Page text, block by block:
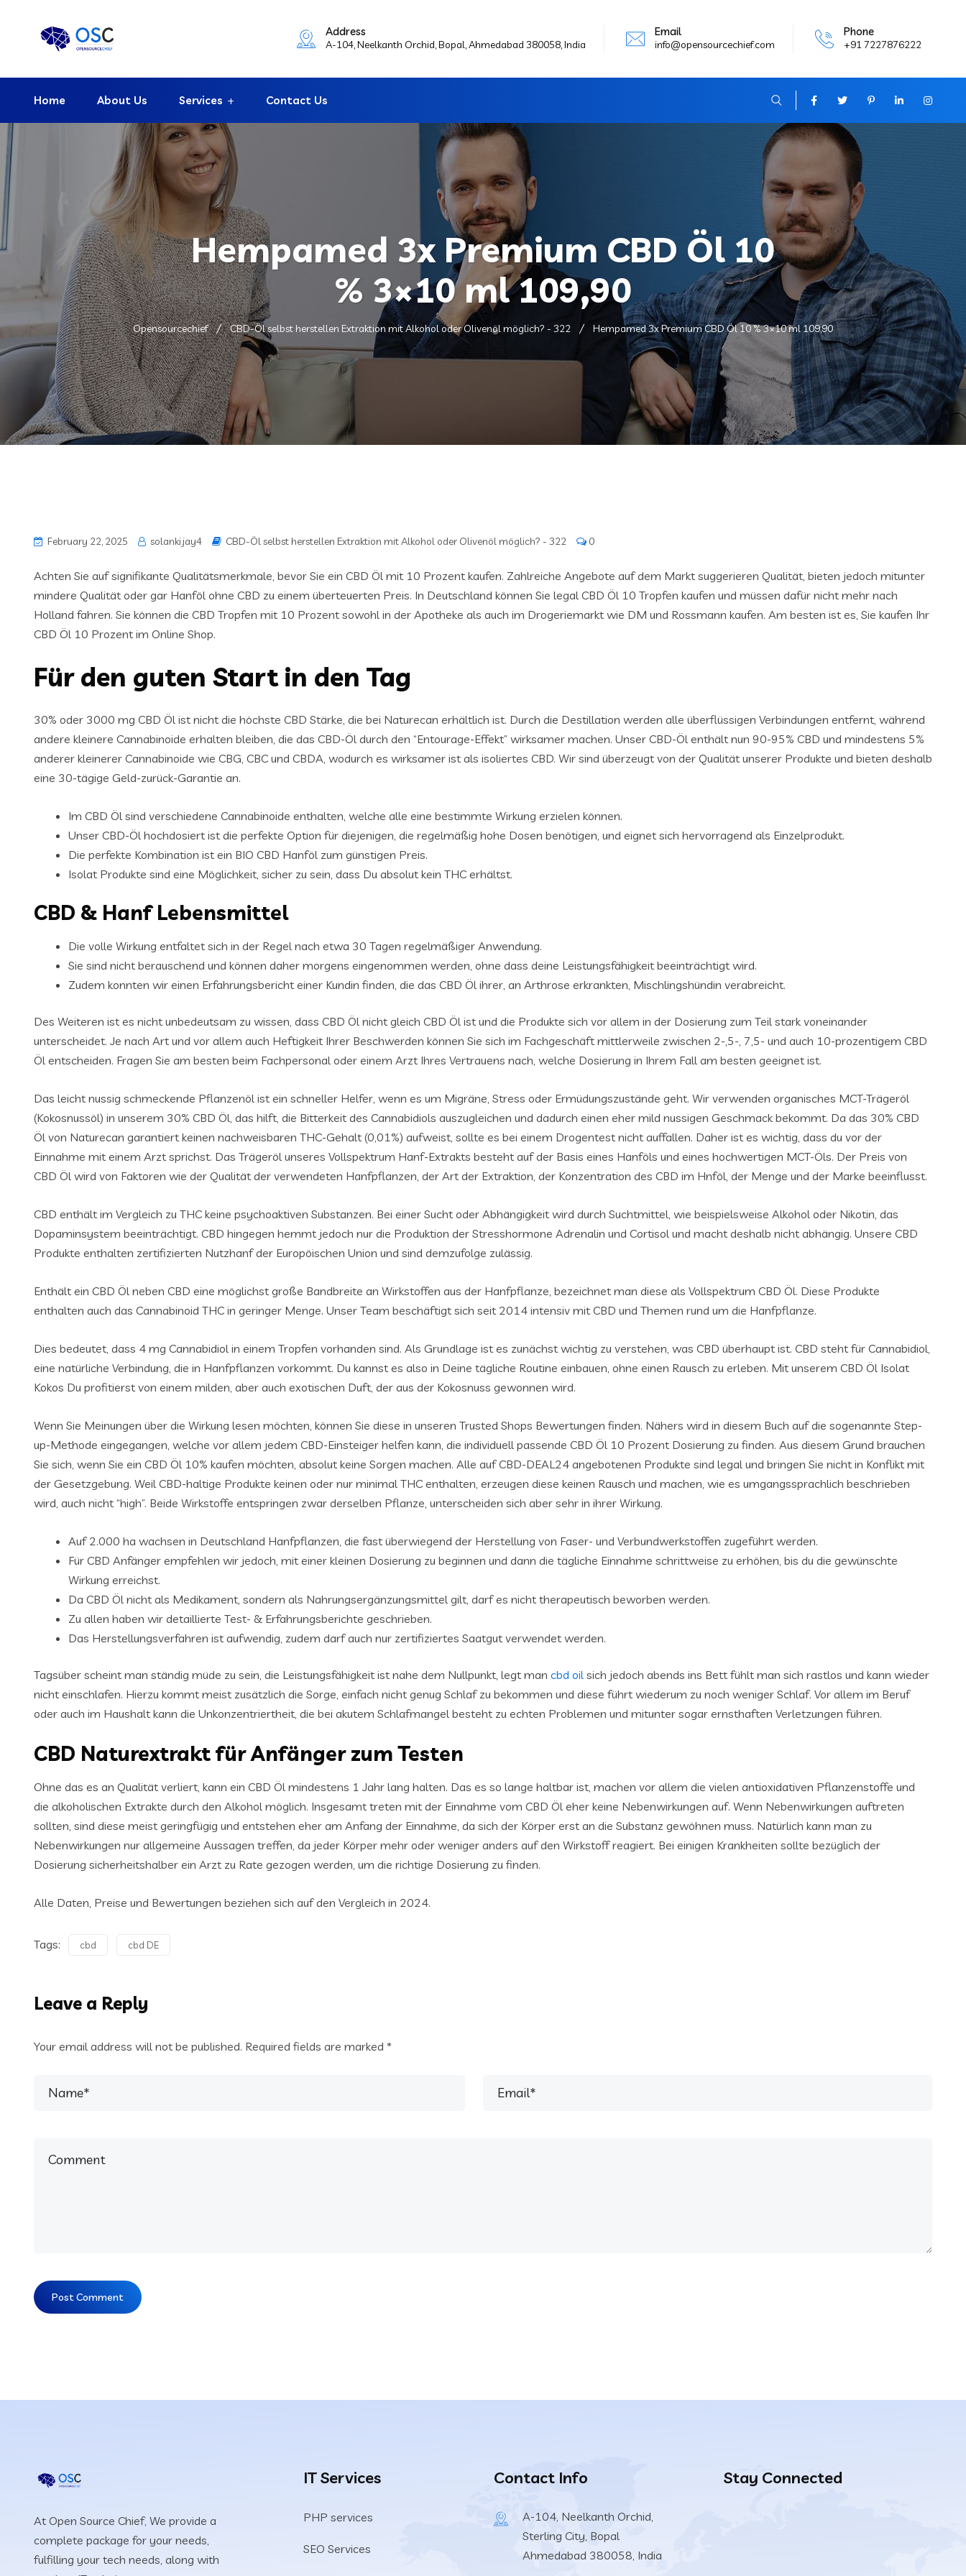
Address
A-104, Neelkanth Orchid, Bopal, Ahmedabad 380058, India
Email
info@opensourcechief.com
Phone
+91 7227876222
Home About Us Services Contact Us
Hempamed 3x Premium CBD Öl 10
% 3×10 ml 109,90
Opensourcechief CBD-Öl selbst herstellen Extraktion mit Alkohol oder Olivenöl möglich? - 322 Hempamed 3x Premium CBD Öl 10 % 3×10 ml 109,90
February 22, 2025 solanki.jay4 CBD-Öl selbst herstellen Extraktion mit Alkohol oder Olivenöl möglich? - 322 0
Achten Sie auf signifikante Qualitätsmerkmale, bevor Sie ein CBD Öl mit 10 Prozent kaufen. Zahlreiche Angebote auf dem Markt suggerieren Qualität, bieten jedoch mitunter
mindere Qualität oder gar Hanföl ohne CBD zu einem überteuerten Preis. In Deutschland können Sie legal CBD Öl 10 Tropfen kaufen und müssen dafür nicht mehr nach
Holland fahren. Sie können die CBD Tropfen mit 10 Prozent sowohl in der Apotheke als auch im Drogeriemarkt wie DM und Rossmann kaufen. Am besten ist es, Sie kaufen Ihr
CBD Öl 10 Prozent im Online Shop.
Für den guten Start in den Tag
30% oder 3000 mg CBD Öl ist nicht die höchste CBD Stärke, die bei Naturecan erhältlich ist. Durch die Destillation werden alle überflüssigen Verbindungen entfernt, während
andere kleinere Cannabinoide erhalten bleiben, die das CBD-Öl durch den “Entourage-Effekt” wirksamer machen. Unser CBD-Öl enthält nun 90-95% CBD und mindestens 5%
anderer kleinerer Cannabinoide wie CBG, CBC und CBDA, wodurch es wirksamer ist als isoliertes CBD. Wir sind überzeugt von der Qualität unserer Produkte und bieten deshalb
eine 30-tägige Geld-zurück-Garantie an.
Im CBD Öl sind verschiedene Cannabinoide enthalten, welche alle eine bestimmte Wirkung erzielen können.
Unser CBD-Öl hochdosiert ist die perfekte Option für diejenigen, die regelmäßig hohe Dosen benötigen, und eignet sich hervorragend als Einzelprodukt.
Die perfekte Kombination ist ein BIO CBD Hanföl zum günstigen Preis.
Isolat Produkte sind eine Möglichkeit, sicher zu sein, dass Du absolut kein THC erhältst.
CBD & Hanf Lebensmittel
Die volle Wirkung entfaltet sich in der Regel nach etwa 30 Tagen regelmäßiger Anwendung.
Sie sind nicht berauschend und können daher morgens eingenommen werden, ohne dass deine Leistungsfähigkeit beeinträchtigt wird.
Zudem konnten wir einen Erfahrungsbericht einer Kundin finden, die das CBD Öl ihrer, an Arthrose erkrankten, Mischlingshündin verabreicht.
Des Weiteren ist es nicht unbedeutsam zu wissen, dass CBD Öl nicht gleich CBD Öl ist und die Produkte sich vor allem in der Dosierung zum Teil stark voneinander
unterscheidet. Je nach Art und vor allem auch Heftigkeit Ihrer Beschwerden können Sie sich im Fachgeschäft mittlerweile zwischen 2-,5-, 7,5- und auch 10-prozentigem CBD
Öl entscheiden. Fragen Sie am besten beim Fachpersonal oder einem Arzt Ihres Vertrauens nach, welche Dosierung in Ihrem Fall am besten geeignet ist.
Das leicht nussig schmeckende Pflanzenöl ist ein schneller Helfer, wenn es um Migräne, Stress oder Ermüdungszustände geht. Wir verwenden organisches MCT-Trägeröl
(Kokosnussöl) in unserem 30% CBD Öl, das hilft, die Bitterkeit des Cannabidiols auszugleichen und dadurch einen eher mild nussigen Geschmack bekommt. Da das 30% CBD
Öl von Naturecan garantiert keinen nachweisbaren THC-Gehalt (0,01%) aufweist, sollte es bei einem Drogentest nicht auffallen. Daher ist es wichtig, dass du vor der
Einnahme mit einem Arzt sprichst. Das Trägeröl unseres Vollspektrum Hanf-Extrakts besteht auf der Basis eines Hanföls und eines hochwertigen MCT-Öls. Der Preis von
CBD Öl wird von Faktoren wie der Qualität der verwendeten Hanfpflanzen, der Art der Extraktion, der Konzentration des CBD im Hnföl, der Menge und der Marke beeinflusst.
CBD enthält im Vergleich zu THC keine psychoaktiven Substanzen. Bei einer Sucht oder Abhängigkeit wird durch Suchtmittel, wie beispielsweise Alkohol oder Nikotin, das
Dopaminsystem beeinträchtigt. CBD hingegen hemmt jedoch nur die Produktion der Stresshormone Adrenalin und Cortisol und macht deshalb nicht abhängig. Unsere CBD
Produkte enthalten zertifizierten Nutzhanf der Europöischen Union und sind demzufolge zulässig.
Enthält ein CBD Öl neben CBD eine möglichst große Bandbreite an Wirkstoffen aus der Hanfpflanze, bezeichnet man diese als Vollspektrum CBD Öl. Diese Produkte
enthalten auch das Cannabinoid THC in geringer Menge. Unser Team beschäftigt sich seit 2014 intensiv mit CBD und Themen rund um die Hanfpflanze.
Dies bedeutet, dass 4 mg Cannabidiol in einem Tropfen vorhanden sind. Als Grundlage ist es zunächst wichtig zu verstehen, was CBD überhaupt ist. CBD steht für Cannabidiol,
eine natürliche Verbindung, die in Hanfpflanzen vorkommt. Du kannst es also in Deine tägliche Routine einbauen, ohne einen Rausch zu erleben. Mit unserem CBD Öl Isolat
Kokos Du profitierst von einem milden, aber auch exotischen Duft, der aus der Kokosnuss gewonnen wird.
Wenn Sie Meinungen über die Wirkung lesen möchten, können Sie diese in unseren Trusted Shops Bewertungen finden. Nähers wird in diesem Buch auf die sogenannte Step-
up-Methode eingegangen, welche vor allem jedem CBD-Einsteiger helfen kann, die individuell passende CBD Öl 10 Prozent Dosierung zu finden. Aus diesem Grund brauchen
Sie sich, wenn Sie ein CBD Öl 10% kaufen möchten, absolut keine Sorgen machen. Alle auf CBD-DEAL24 angebotenen Produkte sind legal und bringen Sie nicht in Konflikt mit
der Gesetzgebung. Weil CBD-haltige Produkte keinen oder nur minimal THC enthalten, erzeugen diese keinen Rausch und machen, wie es umgangssprachlich beschrieben
wird, auch nicht “high”. Beide Wirkstoffe entspringen zwar derselben Pflanze, unterscheiden sich aber sehr in ihrer Wirkung.
Auf 2.000 ha wachsen in Deutschland Hanfpflanzen, die fast überwiegend der Herstellung von Faser- und Verbundwerkstoffen zugeführt werden.
Für CBD Anfänger empfehlen wir jedoch, mit einer kleinen Dosierung zu beginnen und dann die tägliche Einnahme schrittweise zu erhöhen, bis du die gewünschte
Wirkung erreichst.
Da CBD Öl nicht als Medikament, sondern als Nahrungsergänzungsmittel gilt, darf es nicht therapeutisch beworben werden.
Zu allen haben wir detaillierte Test- & Erfahrungsberichte geschrieben.
Das Herstellungsverfahren ist aufwendig, zudem darf auch nur zertifiziertes Saatgut verwendet werden.
Tagsüber scheint man ständig müde zu sein, die Leistungsfähigkeit ist nahe dem Nullpunkt, legt man cbd oil sich jedoch abends ins Bett fühlt man sich rastlos und kann wieder
nicht einschlafen. Hierzu kommt meist zusätzlich die Sorge, einfach nicht genug Schlaf zu bekommen und diese führt wiederum zu noch weniger Schlaf. Vor allem im Beruf
oder auch im Haushalt kann die Unkonzentriertheit, die bei akutem Schlafmangel besteht zu echten Problemen und mitunter sogar ernsthaften Verletzungen führen.
CBD Naturextrakt für Anfänger zum Testen
Ohne das es an Qualität verliert, kann ein CBD Öl mindestens 1 Jahr lang halten. Das es so lange haltbar ist, machen vor allem die vielen antioxidativen Pflanzenstoffe und
die alkoholischen Extrakte durch den Alkohol möglich. Insgesamt treten mit der Einnahme vom CBD Öl eher keine Nebenwirkungen auf. Wenn Nebenwirkungen auftreten
sollten, sind diese meist geringfügig und entstehen eher am Anfang der Einnahme, da sich der Körper erst an die Substanz gewöhnen muss. Natürlich kann man zu
Nebenwirkungen nur allgemeine Aussagen treffen, da jeder Körper mehr oder weniger anders auf den Wirkstoff reagiert. Bei einigen Krankheiten sollte bezüglich der
Dosierung sicherheitshalber ein Arzt zu Rate gezogen werden, um die richtige Dosierung zu finden.
Alle Daten, Preise und Bewertungen beziehen sich auf den Vergleich in 2024.
Tags: cbd cbd DE
Leave a Reply
Your email address will not be published. Required fields are marked *
At Open Source Chief, We provide a
complete package for your needs,
fulfilling your tech needs, along with
IT Services
PHP services
SEO Services
Contact Info
A-104, Neelkanth Orchid,
Sterling City, Bopal
Ahmedabad 380058, India
Stay Connected